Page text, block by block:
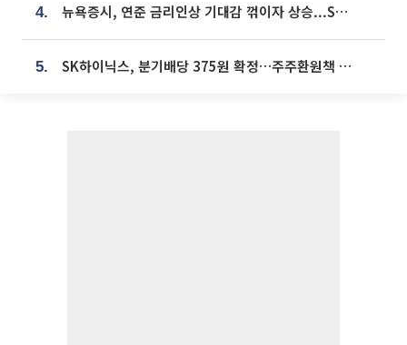
4. 뉴욕증시, 연준 금리인상 기대감 꺾이자 상승...S&P500 사상 최고치 [종합]
5. SK하이닉스, 분기배당 375원 확정…주주환원책 9월로 앞당겨 발표